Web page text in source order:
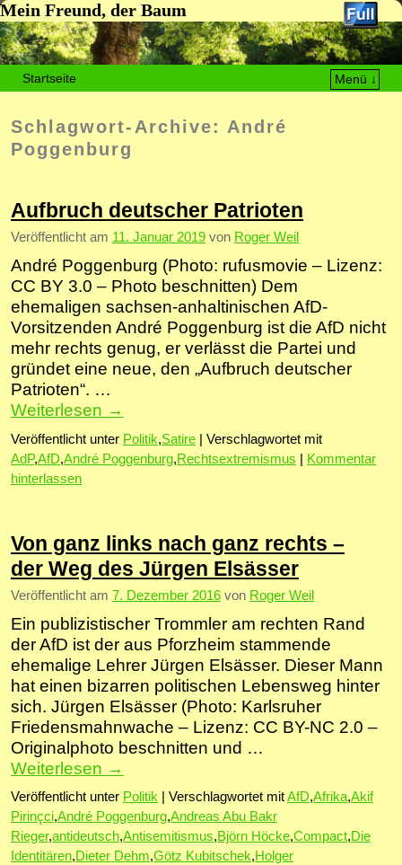
Mein Freund, der Baum
Startseite
Menü ↓
Schlagwort-Archive: André
Poggenburg
Aufbruch deutscher Patrioten
Veröffentlicht am 11. Januar 2019 von Roger Weil
André Poggenburg (Photo: rufusmovie – Lizenz:
CC BY 3.0 – Photo beschnitten) Dem
ehemaligen sachsen-anhaltinischen AfD-
Vorsitzenden André Poggenburg ist die AfD nicht
mehr rechts genug, er verlässt die Partei und
gründet eine neue, den „Aufbruch deutscher
Patrioten“. …
Weiterlesen →
Veröffentlicht unter Politik,Satire
Verschlagwortet mit
AdP,AfD,André Poggenburg,Rechtsextremismus
Kommentar
hinterlassen
Von ganz links nach ganz rechts –
der Weg des Jürgen Elsässer
Veröffentlicht am 7. Dezember 2016 von Roger Weil
Ein publizistischer Trommler am rechten Rand
der AfD ist der aus Pforzheim stammende
ehemalige Lehrer Jürgen Elsässer. Dieser Mann
hat einen bizarren politischen Lebensweg hinter
sich. Jürgen Elsässer (Photo: Karlsruher
Friedensmahnwache – Lizenz: CC BY-NC 2.0 –
Originalphoto beschnitten und …
Weiterlesen →
Veröffentlicht unter Politik Verschlagwortet mitAfD,Afrika,Akif
Pirinçci,André Poggenburg,Andreas Abu Bakr
Rieger,antideutsch,Antisemitismus,Björn Höcke,Compact,Die
Identitären,Dieter Dehm,Götz Kubitschek,Holger